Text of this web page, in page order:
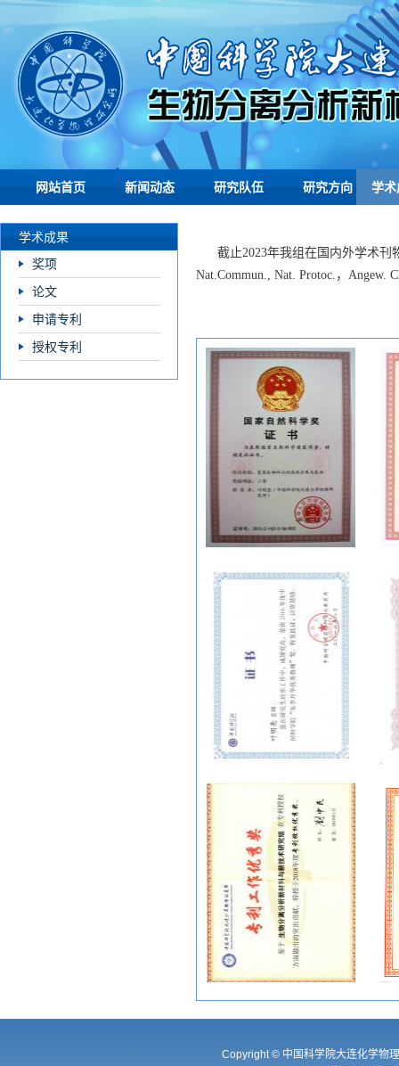
网站首页 新闻动态 研究队伍 研究方向 学术
学术成果
奖项
论文
申请专利
授权专利
截止2023年我组在国内外学术刊
Nat.Commun., Nat. Protoc.，Angew.
Copyright © 中国科学院大连化学物